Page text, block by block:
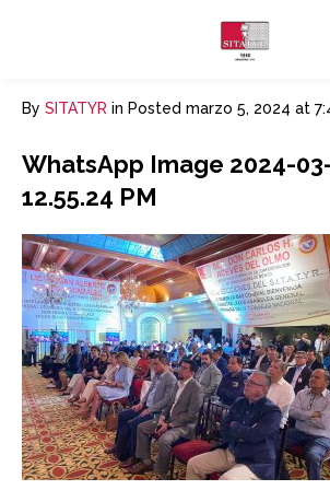
By SITATYR in Posted marzo 5, 2024 at
WhatsApp Image 2024-
12.55.24 PM